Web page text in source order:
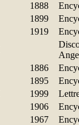
1888
1899
1919
1886
1895
1999
1906
1967